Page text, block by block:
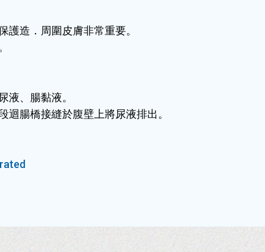
造．周圍皮膚非常重要。
液、腸黏液。
腸橋接縫於腹壁上將尿液排出。